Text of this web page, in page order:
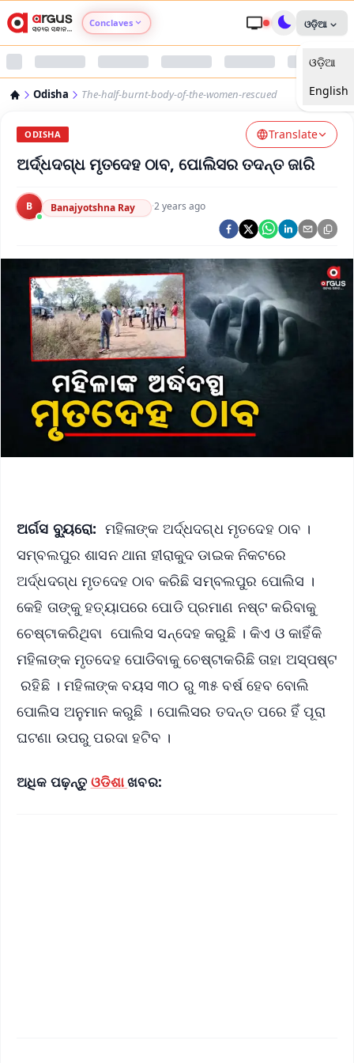
Conclaves
Argus Nari Shakti
Argus Swaad Odisha
Argus Chalo Dekhein Apna Desh
ଓଡ଼ିଆ
ଓଡ଼ିଆ
English
Odisha The-half-burnt-body-of-the-women-rescued
ODISHA Translate
ଅର୍ଦ୍ଧଦଗ୍ଧ ମୃତଦେହ ଠାବ, ପୋଲିସର ତଦନ୍ତ ଜାରି
B Banajyotshna Ray ·2 years ago
ଅର୍ଗସ ବ୍ୟୁରୋ: ମହିଳାଙ୍କ ଅର୍ଦ୍ଧଦଗ୍ଧ ମୃତଦେହ ଠାବ ।
ସମ୍ବଲପୁର ଶାସନ ଥାନା ହୀରାକୁଦ ଡାଇକ ନିକଟରେ
ଅର୍ଦ୍ଧଦଗ୍ଧ ମୃତଦେହ ଠାବ କରିଛି ସମ୍ବଲପୁର ପୋଲିସ ।
କେହି ତାଙ୍କୁ ହତ୍ୟାପରେ ପୋଡି ପ୍ରମାଣ ନଷ୍ଟ କରିବାକୁ
ଚେଷ୍ଟାକରିଥିବା ପୋଲିସ ସନ୍ଦେହ କରୁଛି । କିଏ ଓ କାହିଁକି
ମହିଳାଙ୍କ ମୃତଦେହ ପୋଡିବାକୁ ଚେଷ୍ଟାକରିଛି ତାହା ଅସ୍ପଷ୍ଟ
ରହିଛି । ମହିଳାଙ୍କ ବୟସ ୩୦ ରୁ ୩୫ ବର୍ଷ ହେବ ବୋଲି
ପୋଲିସ ଅନୁମାନ କରୁଛି । ପୋଲିସର ତଦନ୍ତ ପରେ ହିଁ ପୂରା
ଘଟଣା ଉପରୁ ପରଦା ହଟିବ ।
ଅଧିକ ପଢ଼ନ୍ତୁ ଓଡିଶାଖବର: